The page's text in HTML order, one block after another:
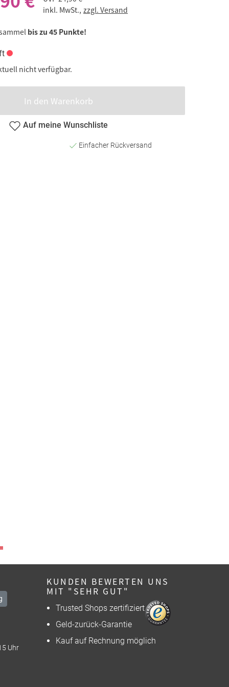
inkl. MwSt., zzgl. Versand
bis zu 45 Punkte!
nicht verfügbar.
In den Warenkorb
Auf meine Wunschliste
Einfacher Rückversand
Uhr
KUNDEN BEWERTEN UNS
MIT "SEHR GUT"
Trusted Shops zertifiziert
Geld-zurück-Garantie
Kauf auf Rechnung möglich